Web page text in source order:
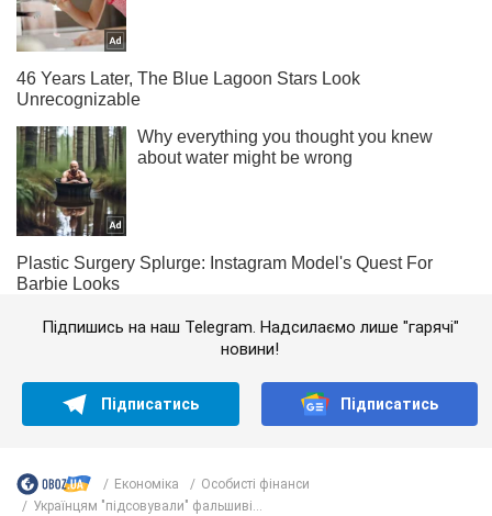
Підпишись на наш Telegram. Надсилаємо лише "гарячі"
новини!
Підписатись Підписатись
Економіка
Особисті фінанси
Українцям "підсовували" фальшиві...